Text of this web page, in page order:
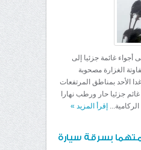
أجواء غائمة جزئيا إلى
الغزارة مصحوبة
الأحد بمناطق المرتفعات
جزئيا حار ورطب نهارا
إقرأ المزيد »
بسرقة سيارة